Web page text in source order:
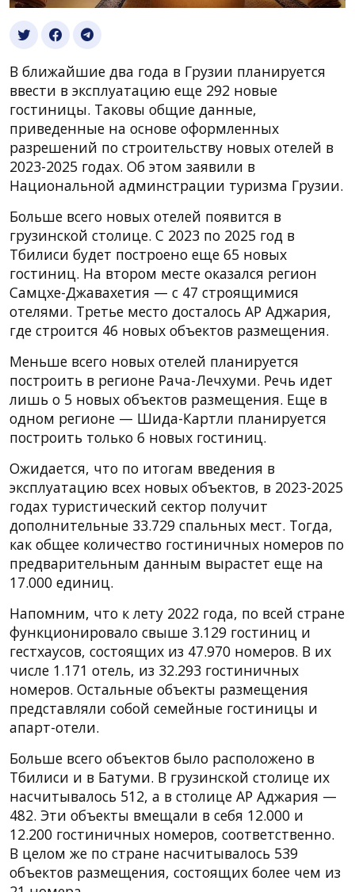
В ближайшие два года в Грузии планируется
ввести в эксплуатацию еще 292 новые
гостиницы. Таковы общие данные,
приведенные на основе оформленных
разрешений по строительству новых отелей в
2023-2025 годах. Об этом заявили в
Национальной админстрации туризма Грузии.
Больше всего новых отелей появится в
грузинской столице. С 2023 по 2025 год в
Тбилиси будет построено еще 65 новых
гостиниц. На втором месте оказался регион
Самцхе-Джавахетия — с 47 строящимися
отелями. Третье место досталось АР Аджария,
где строится 46 новых объектов размещения.
Меньше всего новых отелей планируется
построить в регионе Рача-Лечхуми. Речь идет
лишь о 5 новых объектов размещения. Еще в
одном регионе — Шида-Картли планируется
построить только 6 новых гостиниц.
Ожидается, что по итогам введения в
эксплуатацию всех новых объектов, в 2023-2025
годах туристический сектор получит
дополнительные 33.729 спальных мест. Тогда,
как общее количество гостиничных номеров по
предварительным данным вырастет еще на
17.000 единиц.
Напомним, что к лету 2022 года, по всей стране
функционировало свыше 3.129 гостиниц и
гестхаусов, состоящих из 47.970 номеров. В их
числе 1.171 отель, из 32.293 гостиничных
номеров. Остальные объекты размещения
представляли собой семейные гостиницы и
апарт-отели.
Больше всего объектов было расположено в
Тбилиси и в Батуми. В грузинской столице их
насчитывалось 512, а в столице АР Аджария —
482. Эти объекты вмещали в себя 12.000 и
12.200 гостиничных номеров, соответственно.
В целом же по стране насчитывалось 539
объектов размещения, состоящих более чем из